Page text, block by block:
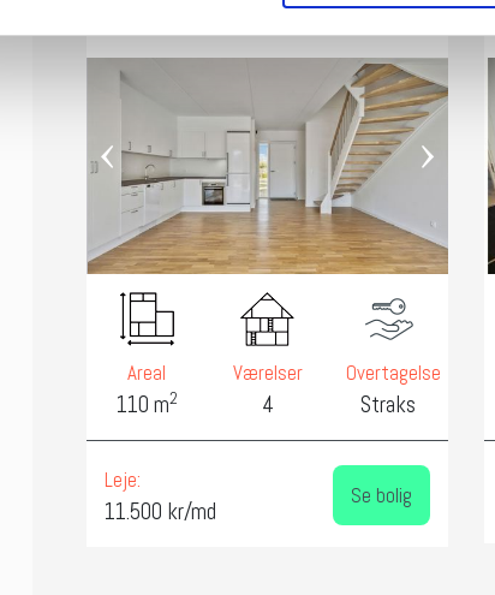
‹ ›
Areal
110 m2
Værelser
4
Overtagelse
Straks
Leje:
11.500 kr/md
Se bolig